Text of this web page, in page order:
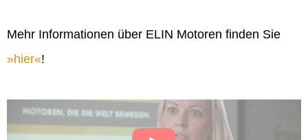
Mehr Informationen über ELIN Motoren finden Sie
hier !